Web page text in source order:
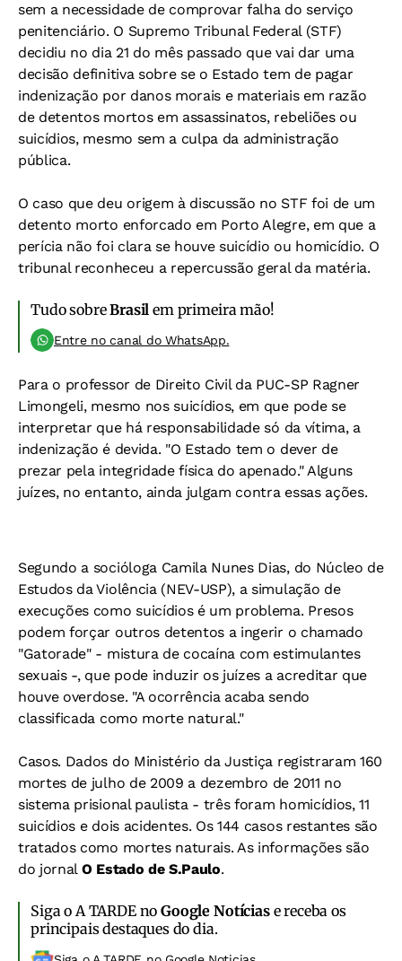
sem a necessidade de comprovar falha do serviço
penitenciário. O Supremo Tribunal Federal (STF)
decidiu no dia 21 do mês passado que vai dar uma
decisão definitiva sobre se o Estado tem de pagar
indenização por danos morais e materiais em razão
de detentos mortos em assassinatos, rebeliões ou
suicídios, mesmo sem a culpa da administração
pública.
O caso que deu origem à discussão no STF foi de um
detento morto enforcado em Porto Alegre, em que a
perícia não foi clara se houve suicídio ou homicídio. O
tribunal reconheceu a repercussão geral da matéria.
Tudo sobreBrasil em primeira mão!
Entre no canal do WhatsApp.
Para o professor de Direito Civil da PUC-SP Ragner
Limongeli, mesmo nos suicídios, em que pode se
interpretar que há responsabilidade só da vítima, a
indenização é devida. "O Estado tem o dever de
prezar pela integridade física do apenado." Alguns
juízes, no entanto, ainda julgam contra essas ações.
Segundo a socióloga Camila Nunes Dias, do Núcleo de
Estudos da Violência (NEV-USP), a simulação de
execuções como suicídios é um problema. Presos
podem forçar outros detentos a ingerir o chamado
"Gatorade" - mistura de cocaína com estimulantes
sexuais -, que pode induzir os juízes a acreditar que
houve overdose. "A ocorrência acaba sendo
classificada como morte natural."
Casos. Dados do Ministério da Justiça registraram 160
mortes de julho de 2009 a dezembro de 2011 no
sistema prisional paulista - três foram homicídios, 11
suicídios e dois acidentes. Os 144 casos restantes são
tratados como mortes naturais. As informações são
do jornal O Estado de S.Paulo.
Siga o A TARDE noGoogle Notíciase receba os
principais destaques do dia.